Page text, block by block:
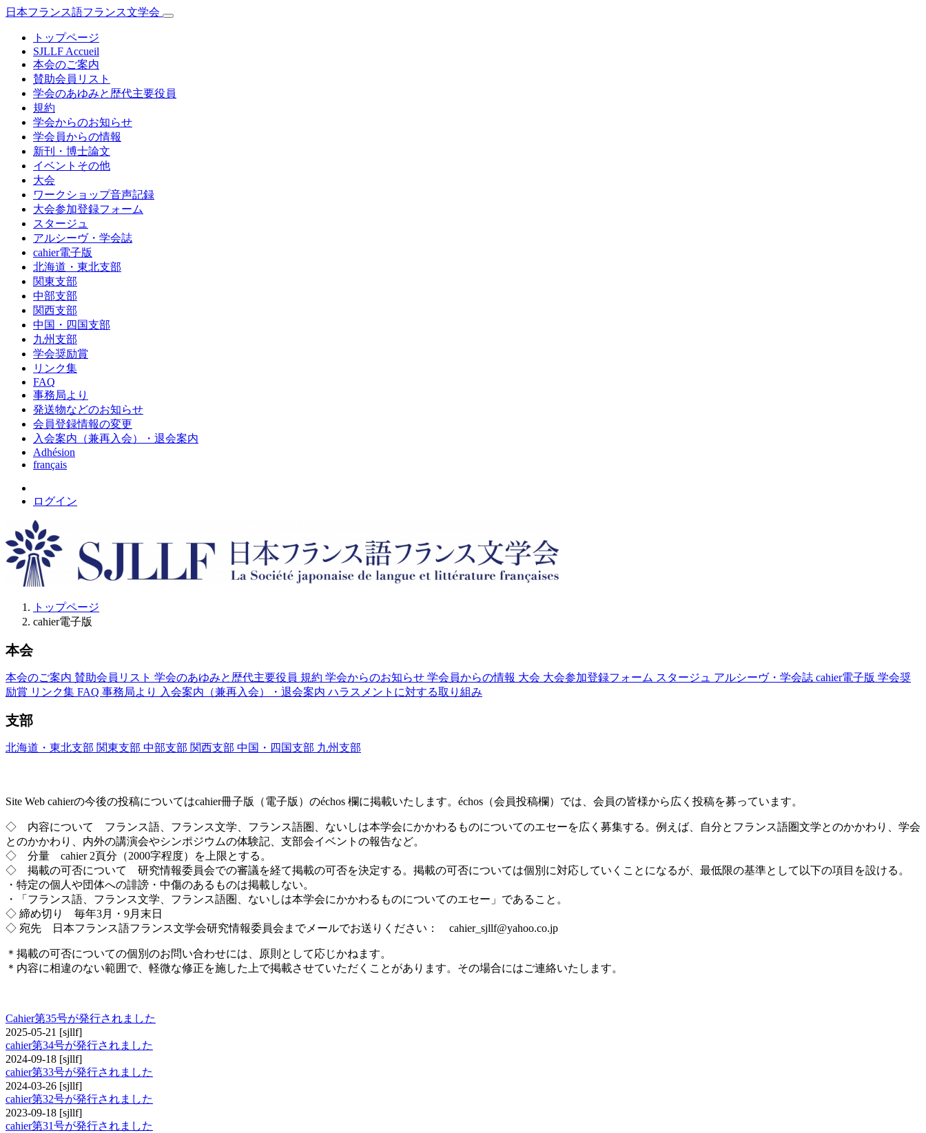
日本フランス語フランス文学会
トップページ
SJLLF Accueil
本会のご案内
賛助会員リスト
学会のあゆみと歴代主要役員
規約
学会からのお知らせ
学会員からの情報
新刊・博士論文
イベントその他
大会
ワークショップ音声記録
大会参加登録フォーム
スタージュ
アルシーヴ・学会誌
cahier電子版
北海道・東北支部
関東支部
中部支部
関西支部
中国・四国支部
九州支部
学会奨励賞
リンク集
FAQ
事務局より
発送物などのお知らせ
会員登録情報の変更
入会案内（兼再入会）・退会案内
Adhésion
français
ログイン
トップページ
cahier電子版
本会
本会のご案内 賛助会員リスト 学会のあゆみと歴代主要役員 規約 学会からのお知らせ 学会員からの情報 大会 大会参加登録フォーム スタージュ アルシーヴ・学会誌 cahier電子版 学会奨
励賞 リンク集 FAQ 事務局より 入会案内（兼再入会）・退会案内 ハラスメントに対する取り組み
支部
北海道・東北支部 関東支部 中部支部 関西支部 中国・四国支部 九州支部
Site Web cahierの今後の投稿についてはcahier冊子版（電子版）のéchos 欄に掲載いたします。échos（会員投稿欄）では、会員の皆様から広く投稿を募っています。
◇ 内容について フランス語、フランス文学、フランス語圏、ないしは本学会にかかわるものについてのエセーを広く募集する。例えば、自分とフランス語圏文学とのかかわり、学会
とのかかわり、内外の講演会やシンポジウムの体験記、支部会イベントの報告など。
◇ 分量 cahier 2頁分（2000字程度）を上限とする。
◇ 掲載の可否について 研究情報委員会での審議を経て掲載の可否を決定する。掲載の可否については個別に対応していくことになるが、最低限の基準として以下の項目を設ける。
・特定の個人や団体への誹謗・中傷のあるものは掲載しない。
・「フランス語、フランス文学、フランス語圏、ないしは本学会にかかわるものについてのエセー」であること。
◇ 締め切り 毎年3月・9月末日
◇ 宛先 日本フランス語フランス文学会研究情報委員会までメールでお送りください： cahier_sjllf@yahoo.co.jp
＊掲載の可否についての個別のお問い合わせには、原則として応じかねます。
＊内容に相違のない範囲で、軽微な修正を施した上で掲載させていただくことがあります。その場合にはご連絡いたします。
Cahier第35号が発行されました
2025-05-21 [sjllf]
cahier第34号が発行されました
2024-09-18 [sjllf]
cahier第33号が発行されました
2024-03-26 [sjllf]
cahier第32号が発行されました
2023-09-18 [sjllf]
cahier第31号が発行されました